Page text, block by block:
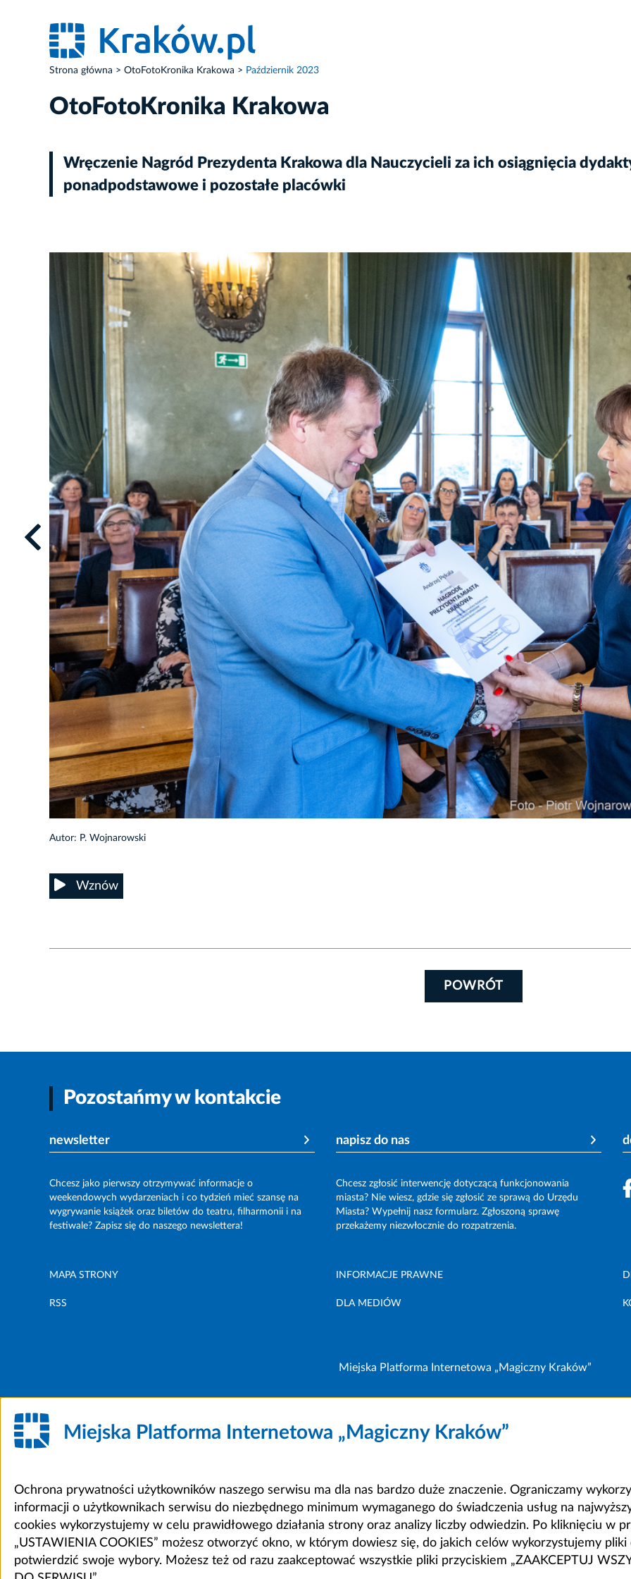
Strona główna OtoFotoKronika Krakowa Październik 2023
OtoFotoKronika Krakowa
Wręczenie Nagród Prezydenta Krakowa dla Nauczycieli za ich osiągnięcia
ponadpodstawowe i pozostałe placówki
Autor: P. Wojnarowski
Wznów
POWRÓT
Pozostańmy w kontakcie
newsletter
Chcesz jako pierwszy otrzymywać informacje o
weekendowych wydarzeniach i co tydzień mieć szansę na
wygrywanie książek oraz biletów do teatru, filharmonii i na
festiwale? Zapisz się do naszego newslettera!
napisz do nas
Chcesz zgłosić interwencję dotyczącą funkcjonowania
miasta? Nie wiesz, gdzie się zgłosić ze sprawą do Urzędu
Miasta? Wypełnij nasz formularz. Zgłoszoną sprawę
przekażemy niezwłocznie do rozpatrzenia.
MAPA STRONY INFORMACJE PRAWNE
RSS DLA MEDIÓW
Miejska Platforma Internetowa „Magiczny Kraków”
Miejska Platforma Internetowa „Magiczny Kraków”
Ochrona prywatności użytkowników naszego serwisu ma dla nas bardzo duże znaczenie. Ograniczamy
informacji o użytkownikach serwisu do niezbędnego minimum wymaganego do świadczenia usług na
cookies wykorzystujemy w celu prawidłowego działania strony oraz analizy liczby odwiedzin. Po kliknięciu w
„USTAWIENIA COOKIES” możesz otworzyć okno, w którym dowiesz się, do jakich celów wykorzystujemy pliki
potwierdzić swoje wybory. Możesz też od razu zaakceptować wszystkie pliki przyciskiem „ZAAKCEPTUJ